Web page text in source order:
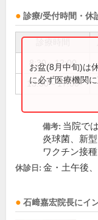
診療/受付時間・休
8:30～12:00
13:30～17:00
お盆(8月中旬)は
に必ず医療機関
備考: 当院で
炎球菌、新
ワクチン接
休診日: 金・土午後
石﨑嘉宏院長にイ